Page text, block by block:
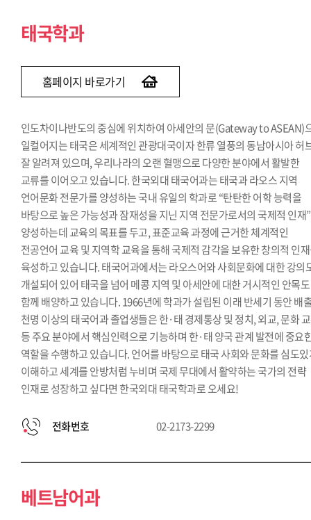
태국학과
홈페이지 바로가기
인도차이나반도의 중심에 위치하여 아세안의 문(Gateway to ASEAN)
일컬어지는 태국은 세계적인 관광대국이자 한류 열풍의 동남아시아 허
잘 알려져 있으며, 우리나라의 오랜 혈맹으로 다양한 분야에서 활발한
교류를 이어오고 있습니다. 한국외대 태국어과는 태국과 라오스 지역
언어문화 전문가를 양성하는 국내 유일의 학과로 “탄탄한 어학 능력을
바탕으로 높은 가능성과 잠재성을 지닌 지역 전문가로서의 국제적 인재
양성하는데 교육의 목표를 두고, 표준교육 과정에 근거한 체계적인
전공언어 교육 및 지역학 교육을 통해 국제적 감각을 보유한 창의적 인
육성하고 있습니다. 태국어과에서는 라오스어와 사회문화에 대한 강의
개설되어 있어 태국을 넘어 메콩 지역 및 아세안에 대한 거시적인 안목도
함께 배양하고 있습니다. 1966년에 학과가 설립된 이래 반세기 동안 배
천명 이상의 태국어과 졸업생들은 한·태 경제통상 및 정치, 외교, 문화
등 주요 분야에서 핵심인력으로 기능하며 한·태 양국 관계 발전에 중요
역할을 수행하고 있습니다. 언어를 바탕으로 태국 사회와 문화를 심도
이해하고 세계를 안방처럼 누비며 국제 무대에서 활약하는 국가의 전략
인재로 성장하고 싶다면 한국외대 태국학과로 오세요!
전화번호 02-2173-2299
베트남어과